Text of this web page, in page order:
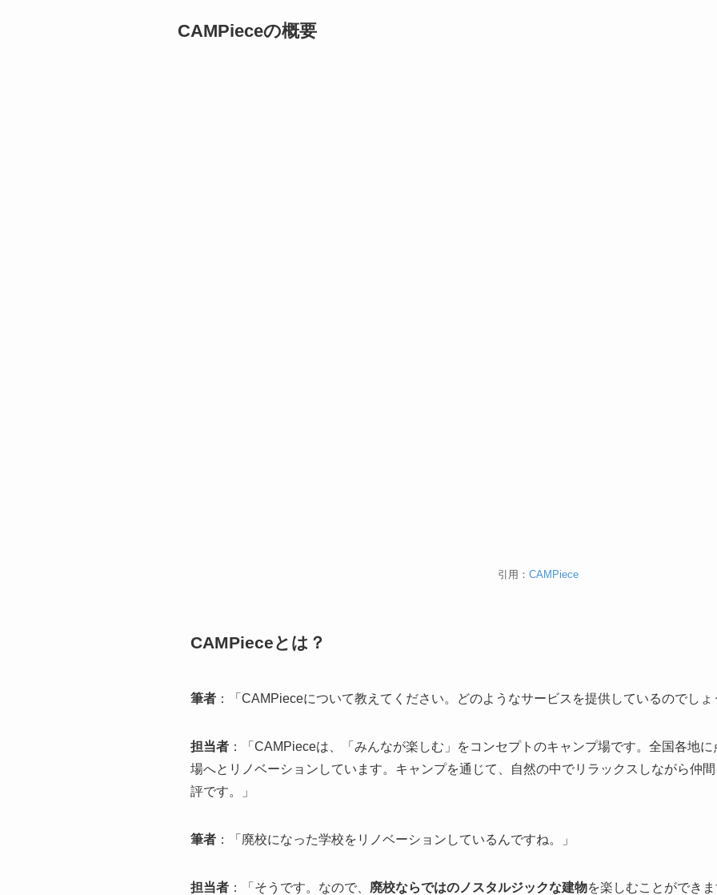
CAMPieceの概要
引用： CAMPiece
CAMPieceとは？
筆者 ：「CAMPieceについて教えてください。どのようなサービスを提供しているのでしょ
担当者 ：「CAMPieceは、 「みんなが楽しむ」をコンセプトのキャンプ場です。全国各地
場へとリノベーションしています。キャンプを通じて、自然の中でリラックスしながら仲
評です。」
筆者 ：「廃校になった学校をリノベーションしているんですね。」
担当者 ：「そうです。なので、 廃校ならではのノスタルジックな建物を楽しむことができ